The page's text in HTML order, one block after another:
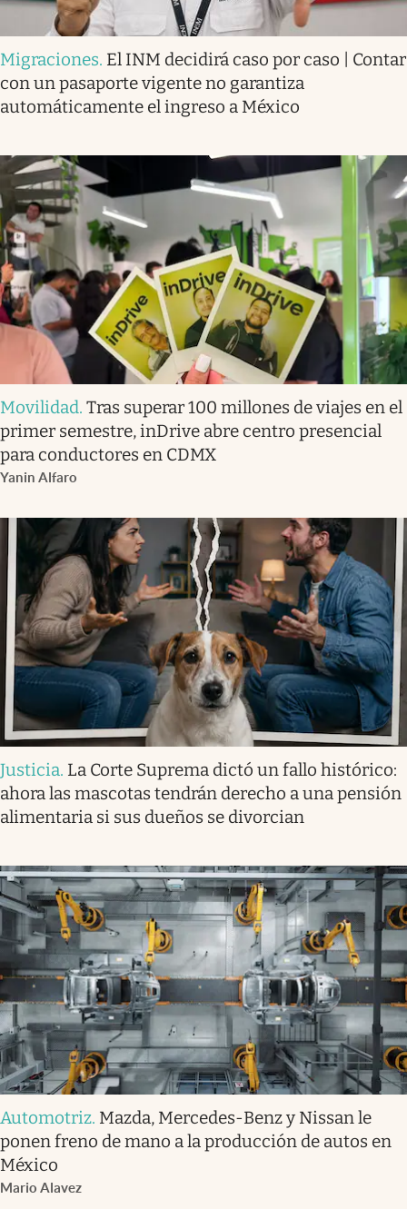
Migraciones. El INM decidirá caso por caso | Contar
con un pasaporte vigente no garantiza
automáticamente el ingreso a México
Movilidad. Tras superar 100 millones de viajes en el
primer semestre, inDrive abre centro presencial
para conductores en CDMX
Yanin Alfaro
Justicia. La Corte Suprema dictó un fallo histórico:
ahora las mascotas tendrán derecho a una pensión
alimentaria si sus dueños se divorcian
Automotriz. Mazda, Mercedes-Benz y Nissan le
ponen freno de mano a la producción de autos en
México
Mario Alavez